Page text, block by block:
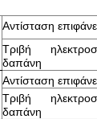
Αντίσταση
Τριβή
δαπάνη
Αντίσταση
Τριβή
δαπάνη